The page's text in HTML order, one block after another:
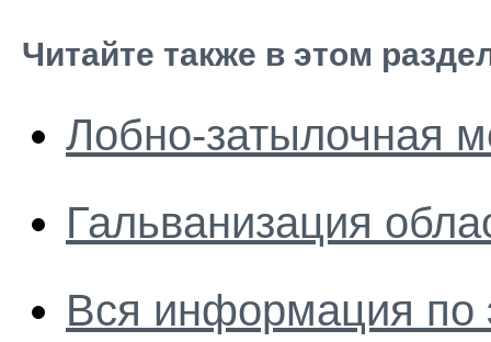
Читайте также в этом
Лобно-затылочная
Гальванизация
Вся информация по